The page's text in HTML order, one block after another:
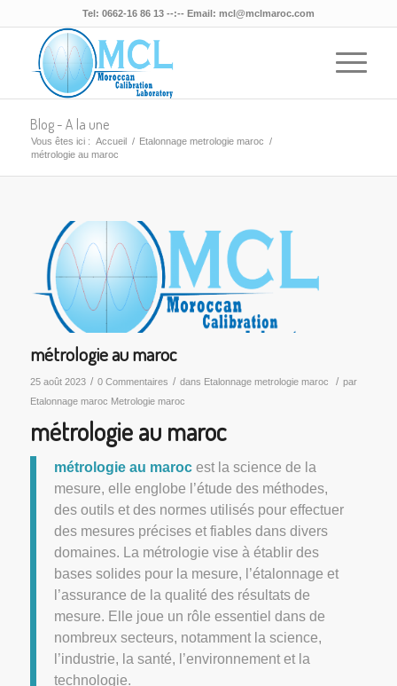
Tel: 0662-16 86 13 --:-- Email: mcl@mclmaroc.com
Blog - A la une
Vous êtes ici : Accueil / Etalonnage metrologie maroc /
métrologie au maroc
métrologie au maroc
25 août 2023 / 0 Commentaires / dans Etalonnage metrologie maroc / par
Etalonnage maroc Metrologie maroc
métrologie au maroc
métrologie au marocest la science de la
mesure, elle englobe l’étude des méthodes,
des outils et des normes utilisés pour effectuer
des mesures précises et fiables dans divers
domaines. La métrologie vise à établir des
bases solides pour la mesure, l’étalonnage et
l’assurance de la qualité des résultats de
mesure. Elle joue un rôle essentiel dans de
nombreux secteurs, notamment la science,
l’industrie, la santé, l’environnement et la
technologie.